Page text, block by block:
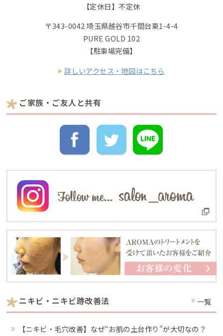
【定休日】不定休
〒343-0042 埼玉県越谷市千間台東1-4-4
PURE GOLD 102
【駐車場完備】
詳しいアクセス・地図はこちら
ご家族・ご友人と共有
ニキビ・ニキビ跡改善法 一覧
【ニキビ・毛穴改善】なぜ“お肌の土台作り”が大切なの？